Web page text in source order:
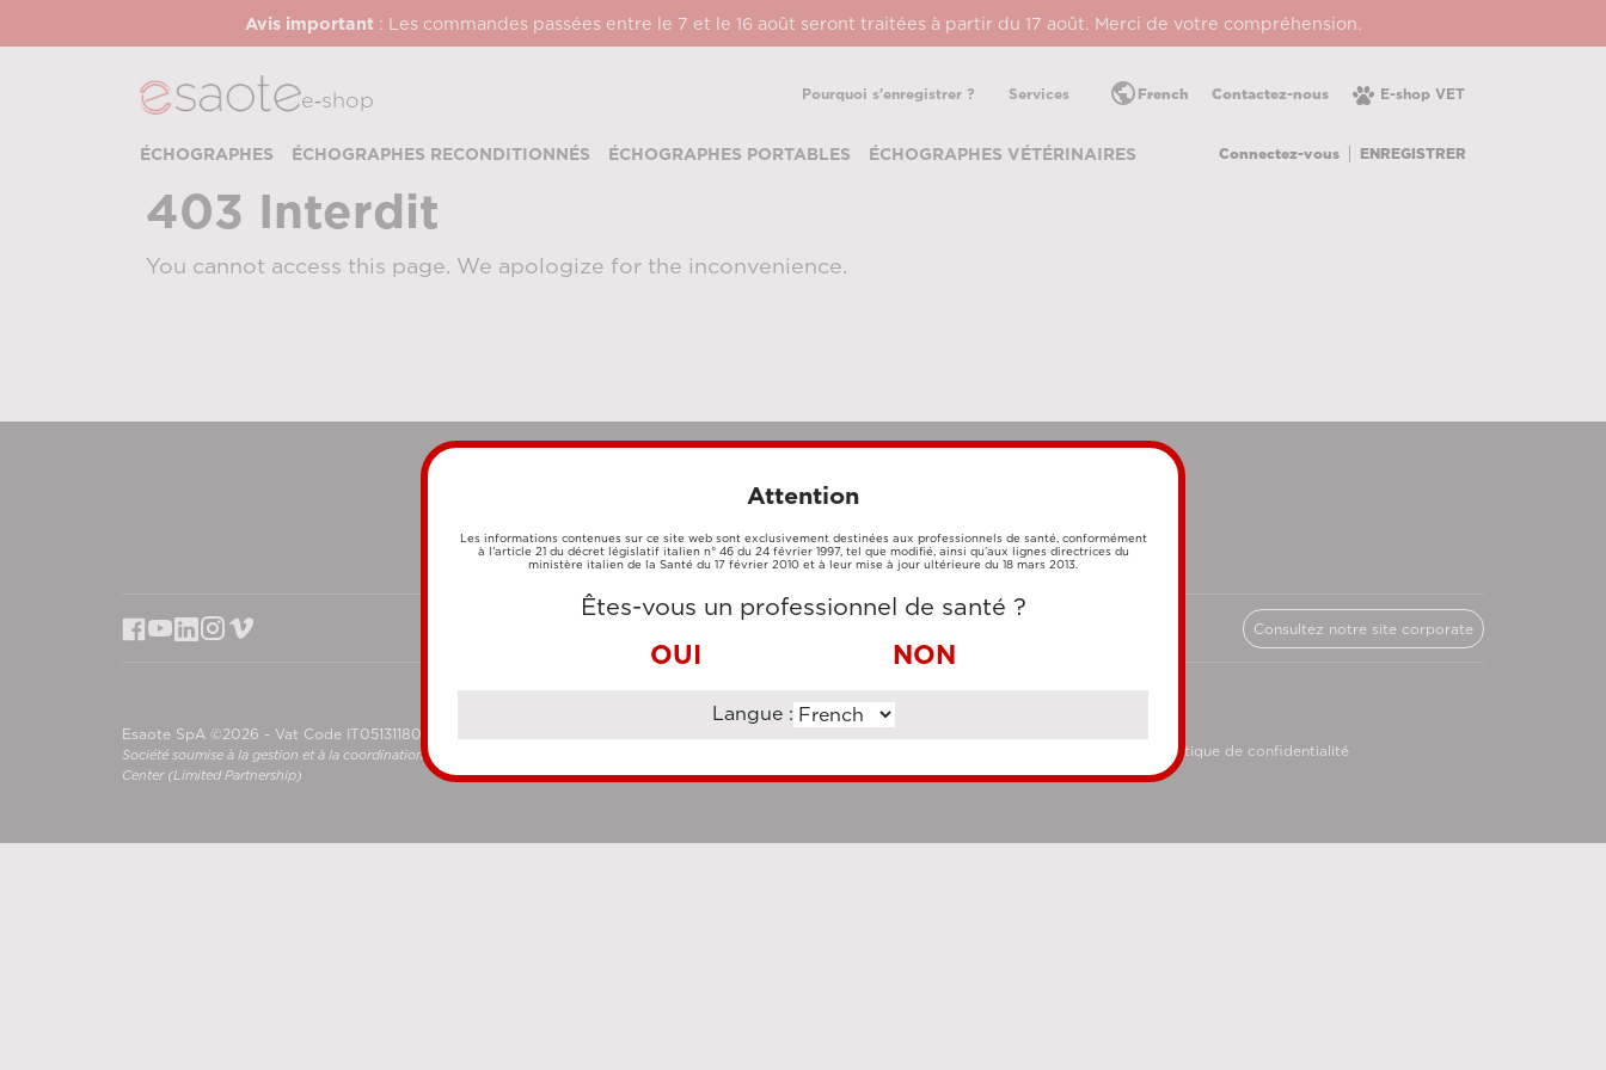
Avis important: Les commandes passées entre le 7 et le 16 août seront traitées à partir du 17 août. Merci de votre compréhension.
e‑shop Pourquoi s'enregistrer ? Services E-shop VET
Contactez-nous
public French
ÉCHOGRAPHES ÉCHOGRAPHES RECONDITIONNÉS ÉCHOGRAPHES PORTABLES ÉCHOGRAPHES VÉTÉRINAIRES Connectez-vous ENREGISTRER
403 Interdit
You cannot access this page. We apologize for the inconvenience.
CARTE DE
CRÉDIT
VIREMENT
BANCAIRE
Consultez notre site corporate
Esaote SpA ©2026 - Vat Code IT05131180969
Société soumise à la gestion et à la coordination de Shanghai Luzi Enterprise Management Consultancy
Center (Limited Partnership)
Politique de confidentialité
Attention
Les informations contenues sur ce site web sont exclusivement destinées aux professionnels de santé, conformément
à l’article 21 du décret législatif italien n° 46 du 24 février 1997, tel que modifié, ainsi qu’aux lignes directrices du
ministère italien de la Santé du 17 février 2010 et à leur mise à jour ultérieure du 18 mars 2013.
Êtes-vous un professionnel de santé ?
OUI NON
Langue :